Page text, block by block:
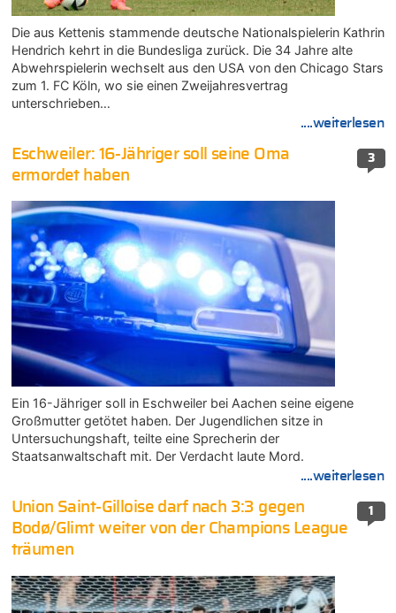
Die aus Kettenis stammende deutsche Nationalspielerin Kathrin
Hendrich kehrt in die Bundesliga zurück. Die 34 Jahre alte
Abwehrspielerin wechselt aus den USA von den Chicago Stars
zum 1. FC Köln, wo sie einen Zweijahresvertrag
unterschrieben…
....weiterlesen
3
Eschweiler: 16-Jähriger soll seine Oma
ermordet haben
Ein 16-Jähriger soll in Eschweiler bei Aachen seine eigene
Großmutter getötet haben. Der Jugendlichen sitze in
Untersuchungshaft, teilte eine Sprecherin der
Staatsanwaltschaft mit. Der Verdacht laute Mord.
....weiterlesen
1
Union Saint-Gilloise darf nach 3:3 gegen
Bodø/Glimt weiter von der Champions League
träumen